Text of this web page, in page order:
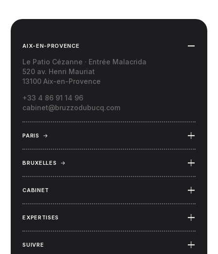
AIX-EN-PROVENCE
Le Patio Cézanne · Entrée Malacrida
520 av. Henri Mauriat
13100 Aix-en-Provence
+33 4 86 91 14 96
cabinet@bruzzodubucq.com
PARIS →
BRUXELLES →
CABINET
EXPERTISES
SUIVRE